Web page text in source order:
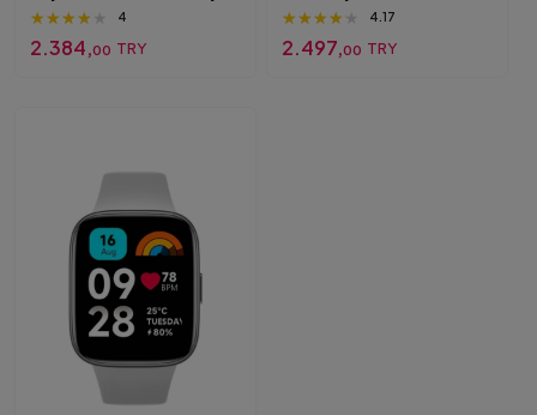
Cam
★★★★★
★★★★★
★★★★★ 4
2.384,00 TRY
Android TV Media Player
★★★★★
★★★★★
★★★★★ 4.17
2.497,00 TRY